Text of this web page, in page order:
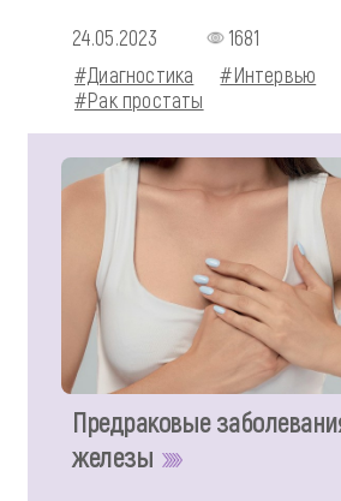
24.05.2023
1681
#Диагностика
#Интервью
#Рак простаты
Предраковые
железы